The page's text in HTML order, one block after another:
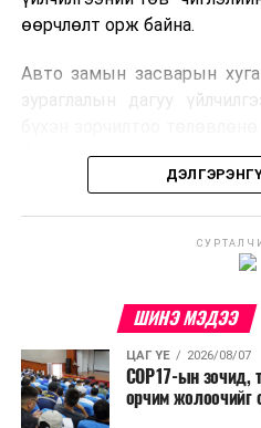
боловсруулах
Ийнхүү лаг хатаах,
улсад өргөн ашиглаж байна.
өөрчлөлт орж байна.
Авто замын засварын
зураглалын дагуу
бодлогын газраас
ШИНЭ МЭДЭЭ
ЦАГ ҮЕ 2026/08/07
COP17-ын зочид,
орчим жолоочийг